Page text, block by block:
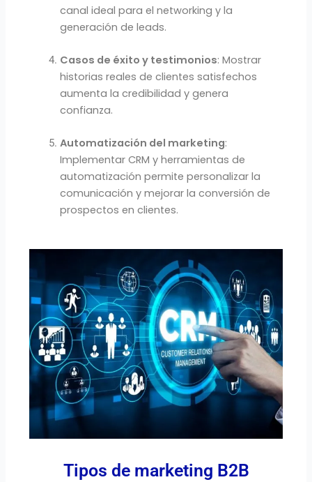
canal ideal para el networking y la
generación de leads.
Casos de éxito y testimonios: Mostrar
historias reales de clientes satisfechos
aumenta la credibilidad y genera
confianza.
Automatización del marketing:
Implementar CRM y herramientas de
automatización permite personalizar la
comunicación y mejorar la conversión de
prospectos en clientes.
Tipos de marketing B2B